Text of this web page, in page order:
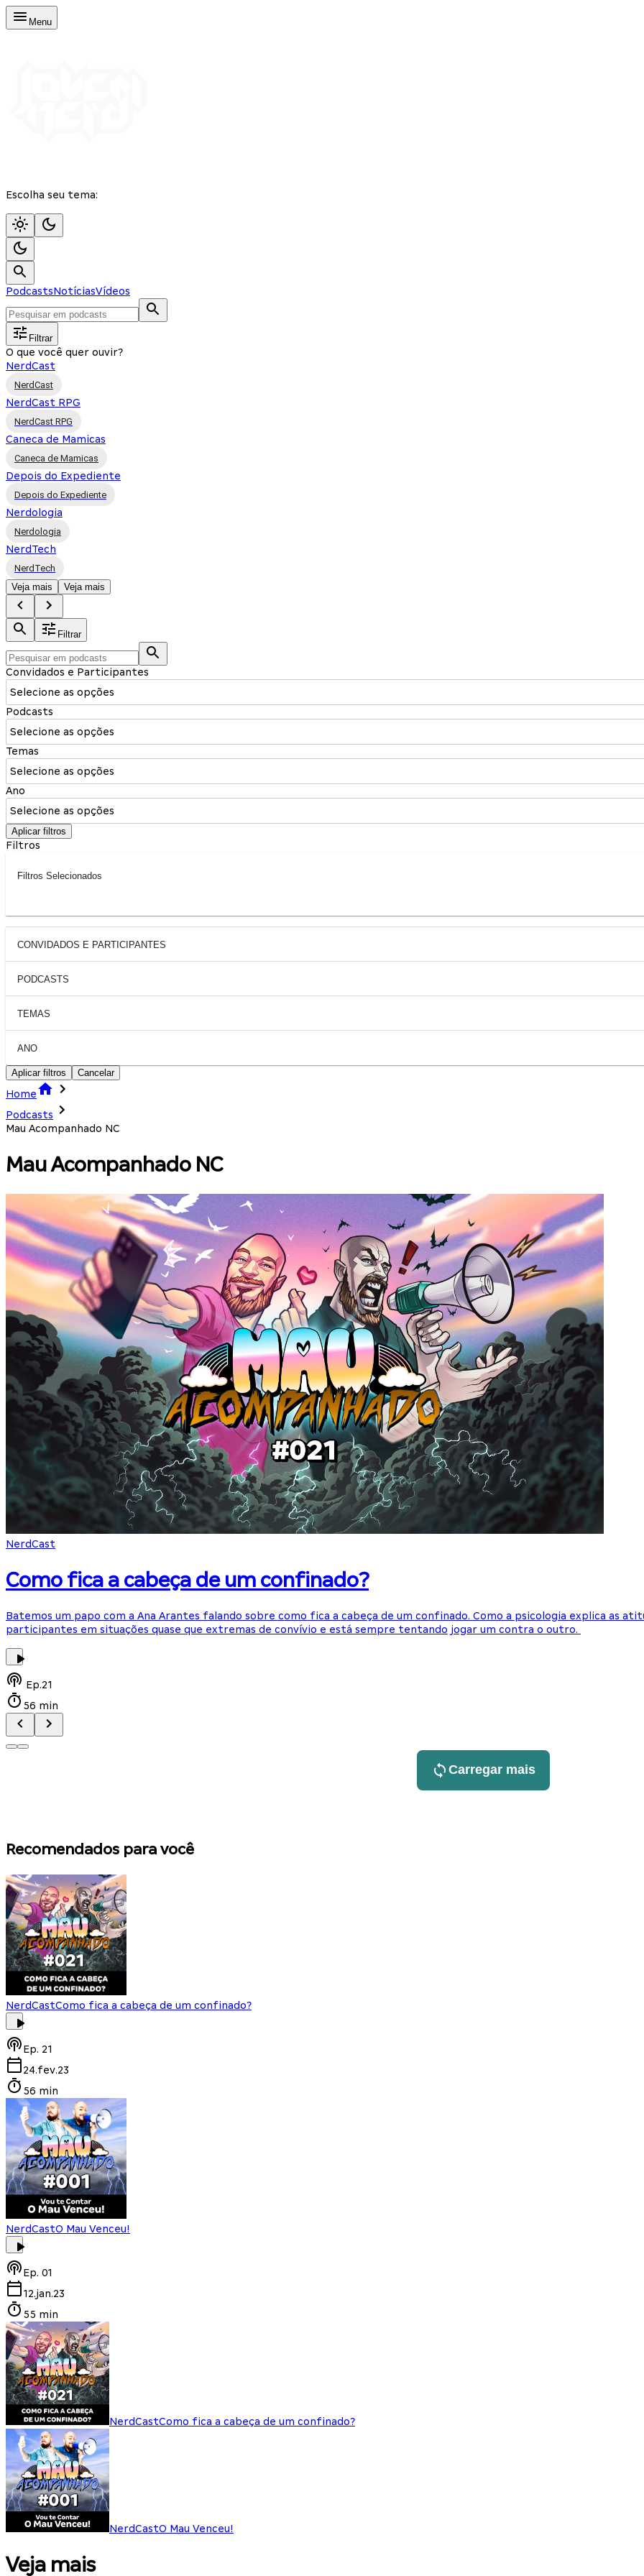
Menu
Escolha seu tema:
PodcastsNotíciasVídeos
Filtrar
O que você quer ouvir?
NerdCast
NerdCast
NerdCast RPG
NerdCast RPG
Caneca de Mamicas
Caneca de Mamicas
Depois do Expediente
Depois do Expediente
Nerdologia
Nerdologia
NerdTech
NerdTech
Veja mais
Veja mais
Filtrar
Convidados e Participantes
Selecione as opções
Podcasts
Selecione as opções
Temas
Selecione as opções
Ano
Selecione as opções
Aplicar filtros
Filtros
Filtros Selecionados
CONVIDADOS E PARTICIPANTES
PODCASTS
TEMAS
ANO
Aplicar filtros Cancelar
Home
Podcasts
Mau Acompanhado NC
Mau Acompanhado NC
NerdCast
Como fica a cabeça de um confinado?
Batemos um papo com a Ana Arantes falando sobre como fica a cabeça de um confinado. Como a psicologia explica as
participantes em situações quase que extremas de convívio e está sempre tentando jogar um contra o outro.
Ep.21
56 min
Carregar mais
Recomendados para você
NerdCastComo fica a cabeça de um confinado?
Ep. 21
24.fev.23
56 min
NerdCastO Mau Venceu!
Ep. 01
12.jan.23
55 min
NerdCastComo fica a cabeça de um confinado?
NerdCastO Mau Venceu!
Veja mais